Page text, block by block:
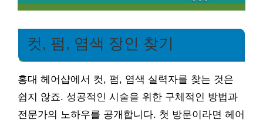
컷, 펌, 염색 장인 찾기
홍대 헤어샵에서 컷, 펌, 염색 실력자를 찾는 것은
쉽지 않죠. 성공적인 시술을 위한 구체적인 방법과
전문가의 노하우를 공개합니다. 첫 방문이라면 헤어